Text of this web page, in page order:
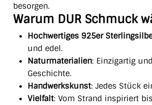
besorgen.
Warum DUR Schmuck
Hochwertiges 925er
und edel.
Naturmaterialien: Einzigartig
Geschichte.
Handwerkskunst: Jedes Stück
Vielfalt: Vom Strand inspiriert